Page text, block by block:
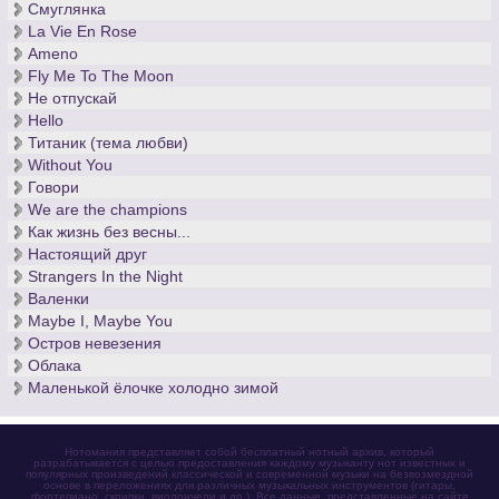
развития музыкального искусства и оказало огромное
влияние на фортепианную и симфоническую музыку XX
века.
Смуглянка
La Vie En Rose
Ameno
Fly Me To The Moon
Не отпускай
Hello
Титаник (тема любви)
Without You
Говори
We are the champions
Как жизнь без весны...
Настоящий друг
Strangers In the Night
Валенки
Maybe I, Maybe You
Остров невезения
Облака
Маленькой ёлочке холодно зимой
Нотомания представляет собой бесплатный нотный архив, который
разрабатывается с целью предоставления каждому музыканту нот известных и
популярных произведений классической и современной музыки на безвозмездной
основе в переложениях для различных музыкальных инструментов (гитары,
фортепиано, скрипки, виолончели и др.). Все данные, представленные на сайте